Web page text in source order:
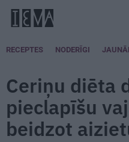
RECEPTES NODERĪGI
Ceriņu diēta
pieclapīšu
beidzot